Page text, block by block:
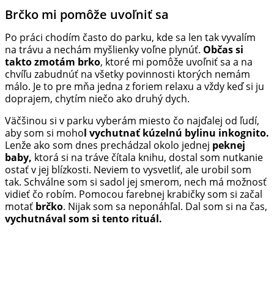
Brčko mi pomôže uvoľniť sa
Po práci chodím často do parku, kde sa len tak vyvalím
na trávu a nechám myšlienky voľne plynúť. Občas si
takto zmotám brko, ktoré mi pomôže uvoľniť sa a na
chvíľu zabudnúť na všetky povinnosti ktorých nemám
málo. Je to pre mňa jedna z foriem relaxu a vždy keď si ju
doprajem, chytím niečo ako druhý dych.
Väčšinou si v parku vyberám miesto čo najďalej od ľudí,
aby som si mohol vychutnať kúzelnú bylinu inkognito.
Lenže ako som dnes prechádzal okolo jednej peknej
baby, ktorá si na tráve čítala knihu, dostal som nutkanie
ostať v jej blízkosti. Neviem to vysvetliť, ale urobil som
tak. Schválne som si sadol jej smerom, nech má možnosť
vidieť čo robím. Pomocou farebnej krabičky som si začal
motať brčko. Nijak som sa neponáhľal. Dal som si na čas,
vychutnával som si tento rituál.